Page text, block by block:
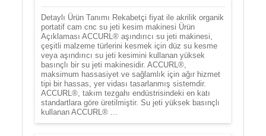
Detaylı Ürün Tanımı Rekabetçi fiyat ile akrilik organik
portatif cam cnc su jeti kesim makinesi Ürün
Açıklaması ACCURL® aşındırıcı su jeti makinesi,
çeşitli malzeme türlerini kesmek için düz su kesme
veya aşındırıcı su jeti kesimini kullanan yüksek
basınçlı bir su jeti makinesidir. ACCURL®,
maksimum hassasiyet ve sağlamlık için ağır hizmet
tipi bir hassas, yer vidası tasarlanmış sistemdir.
ACCURL®, takım tezgahı endüstrisindeki en katı
standartlara göre üretilmiştir. Su jeti yüksek basınçlı
kullanan ACCURL® ...